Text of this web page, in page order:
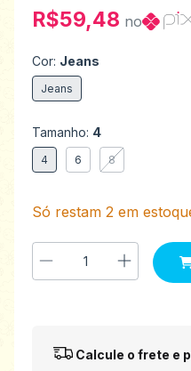
R$59,48 no
Cor: Jeans
Jeans
Tamanho: 4
4 6 8
Só restam 2 em
Entregas para o CEP:
Calcule o frete e